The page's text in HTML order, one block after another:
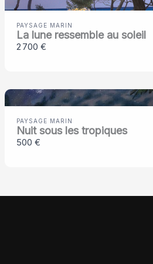
PAYSAGE MARIN
La lune ressemble au soleil
2 700 €
PAYSAGE MARIN
Nuit sous les tropiques
500 €